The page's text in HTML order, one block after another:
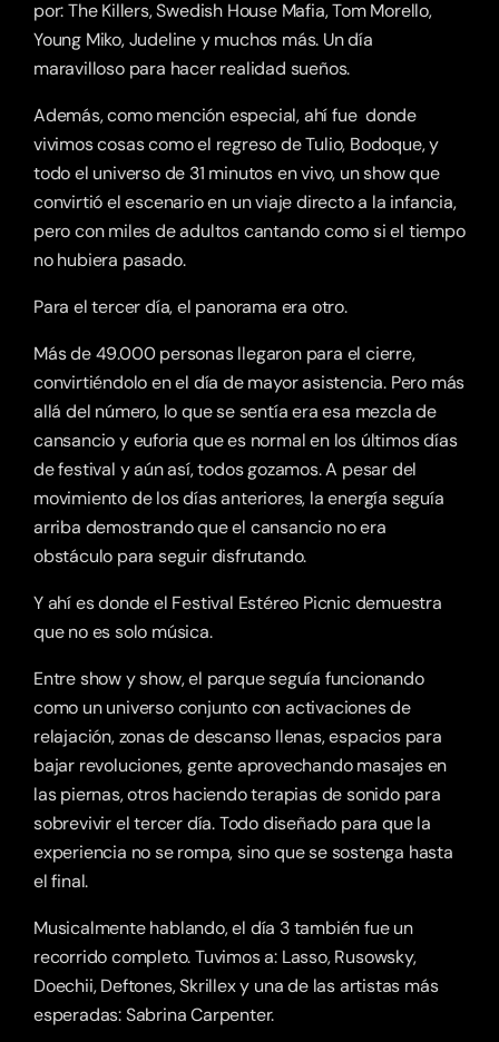
por: The Killers, Swedish House Mafia, Tom Morello,
Young Miko, Judeline y muchos más. Un día
maravilloso para hacer realidad sueños.
Además, como mención especial, ahí fue  donde
vivimos cosas como el regreso de Tulio, Bodoque, y
todo el universo de 31 minutos en vivo, un show que
convirtió el escenario en un viaje directo a la infancia,
pero con miles de adultos cantando como si el tiempo
no hubiera pasado.
Para el tercer día, el panorama era otro.
Más de 49.000 personas llegaron para el cierre,
convirtiéndolo en el día de mayor asistencia. Pero más
allá del número, lo que se sentía era esa mezcla de
cansancio y euforia que es normal en los últimos días
de festival y aún así, todos gozamos. A pesar del
movimiento de los días anteriores, la energía seguía
arriba demostrando que el cansancio no era
obstáculo para seguir disfrutando.
Y ahí es donde el Festival Estéreo Picnic demuestra
que no es solo música.
Entre show y show, el parque seguía funcionando
como un universo conjunto con activaciones de
relajación, zonas de descanso llenas, espacios para
bajar revoluciones, gente aprovechando masajes en
las piernas, otros haciendo terapias de sonido para
sobrevivir el tercer día. Todo diseñado para que la
experiencia no se rompa, sino que se sostenga hasta
el final.
Musicalmente hablando, el día 3 también fue un
recorrido completo. Tuvimos a: Lasso, Rusowsky,
Doechii, Deftones, Skrillex y una de las artistas más
esperadas: Sabrina Carpenter.